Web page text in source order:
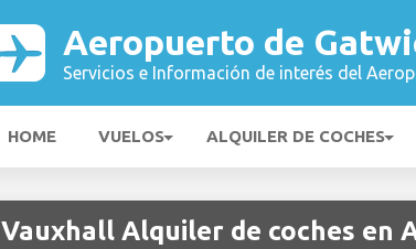
Aeropuerto de
Servicios e Información de interés del
HOME VUELOS ALQUILER DE COCHES
Vauxhall Alquiler de coches en